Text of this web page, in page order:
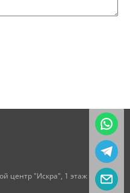
центр "Искра", 1 этаж